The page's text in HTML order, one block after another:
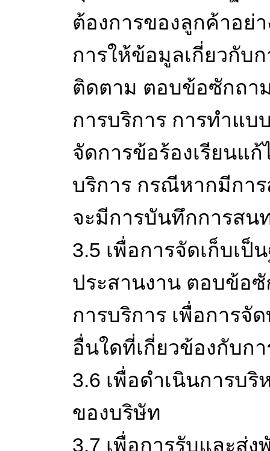
ต้องการของลูกค้าอย่
การให้ข้อมูลเกี่ยวกับ
ติดตาม ตอบข้อซักถา
การบริการ การทำแ
จัดการข้อร้องเรียนแ
บริการ กรณีหากมีกา
จะมีการบันทึกการสน
3.5 เพื่อการจัดเก็บเ
ประสานงาน ตอบข้อ
การบริการ เพื่อการ
อื่นใดที่เกี่ยวข้องกับก
3.6 เพื่อดำเนินการบ
ของบริษัท
3.7 เพื่อการรับและส่